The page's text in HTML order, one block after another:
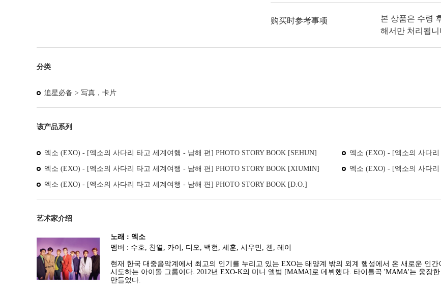
购买时参考事项
본 상품은 수령
해서만 처리됩니
分类
追星必备 > 写真，卡片
该产品系列
엑소 (EXO) - [엑소의 사다리 타고 세계여행 - 남해 편] PHOTO STORY BOOK [SEHUN] 엑소 (EXO) - [엑소의 사다
엑소 (EXO) - [엑소의 사다리 타고 세계여행 - 남해 편] PHOTO STORY BOOK [XIUMIN] 엑소 (EXO) - [엑소의 사다리
엑소 (EXO) - [엑소의 사다리 타고 세계여행 - 남해 편] PHOTO STORY BOOK [D.O.]
艺术家介绍
노래 : 엑소
멤버 : 수호, 찬열, 카이, 디오, 백현, 세훈, 시우민, 첸, 레이
현재 한국 대중음악계에서 최고의 인기를 누리고 있는 EXO는 태양계 밖의 외계 행성에서 온 새로운 인
시도하는 아이돌 그룹이다. 2012년 EXO-K의 미니 앨범 [MAMA]로 데뷔했다. 타이틀곡 'MAMA'는 웅장
만들었다.